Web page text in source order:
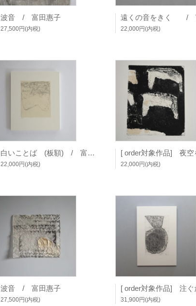
波音 / 富田惠子
27,500円(内税) 22,000円(内税)
白いことば (板額) / 富田惠子
22,000円(内税) 22,000円(内税)
波音 / 富田惠子
27,500円(内税) 31,900円(内税)